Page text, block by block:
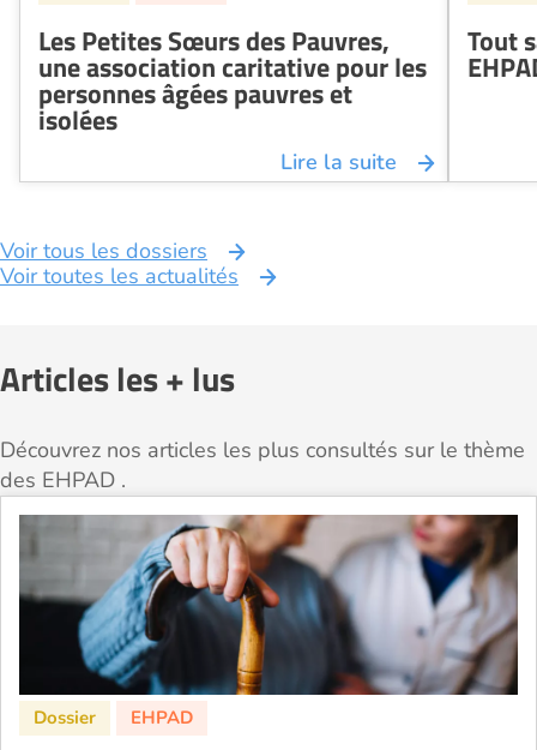
Les Petites Sœurs des Pauvres,
une association caritative pour les
personnes âgées pauvres et
isolées
Lire la suite
Tout
Voir tous les dossiers
Voir toutes les actualités
Articles les + lus
Découvrez nos articles les plus consultés sur le thème
des EHPAD .